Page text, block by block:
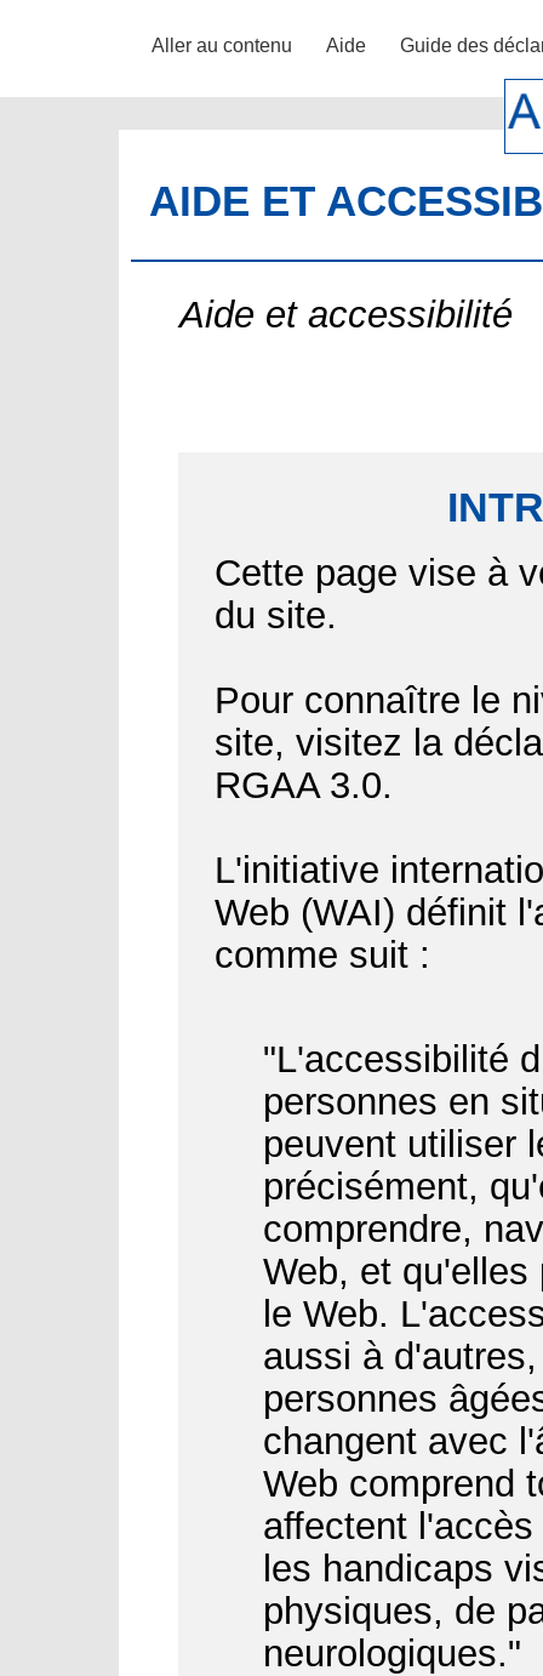
Aller au contenu Aide Guide des
AIDE ET
Aide et accessibilité
Cette page vise à
du site.
Pour connaître le
site, visitez la
RGAA 3.0.
L'initiative
Web (WAI) définit
comme suit :
"L'accessibilité
personnes en
peuvent utiliser
précisément,
comprendre,
Web, et qu'elles
le Web.
aussi à
personnes
changent avec
Web comprend
affectent
les handicaps
physiques, de
neurologiques."